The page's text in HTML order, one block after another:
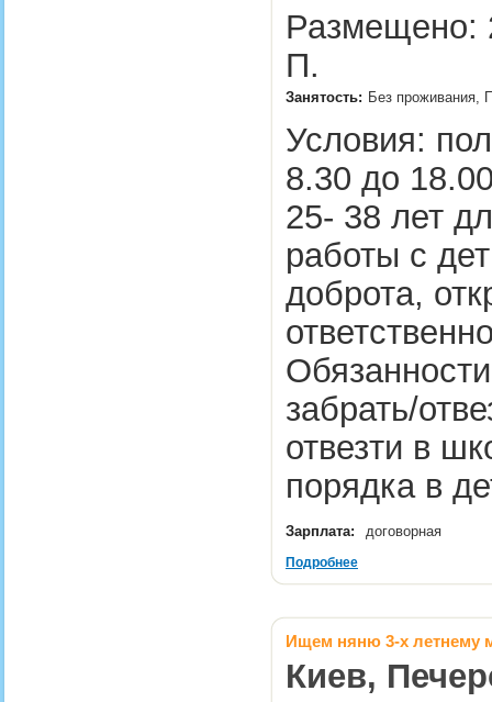
Размещено:
П.
Занятость: Без проживания,
Условия:
8.30 до
25- 38 лет
работы с
доброта,
забрать/
отвезти в
порядка в
Зарплата: договорная
Подробнее
Ищем няню 3-х летнему
Киев,